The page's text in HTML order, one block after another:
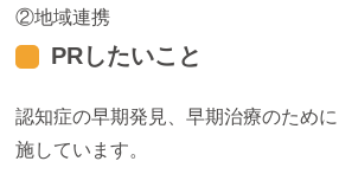
地域連携
PRしたいこと
認知症の早期発見、早期治療のため
施しています。